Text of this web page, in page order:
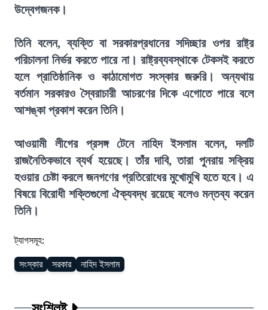
উদ্বেগজনক।
তিনি বলেন, ব্যক্তি বা সরকারপ্রধানের সদিচ্ছার ওপর রাষ্ট্র
পরিচালনা নির্ভর করতে পারে না। রাষ্ট্রব্যবস্থাকে টেকসই করতে
হলে প্রাতিষ্ঠানিক ও কাঠামোগত সংস্কার জরুরি। অন্যথায়
বর্তমান সরকারও স্বৈরাচারী আচরণের দিকে এগোতে পারে বলে
আশঙ্কা প্রকাশ করেন তিনি।
আওয়ামী লীগের প্রসঙ্গ টেনে নাহিদ ইসলাম বলেন, দলটি
রাজনৈতিকভাবে ব্যর্থ হয়েছে। তাঁর দাবি, তারা পুনরায় সক্রিয়
হওয়ার চেষ্টা করলে জনগণের প্রতিরোধের মুখোমুখি হতে হবে। এ
বিষয়ে বিরোধী শক্তিগুলো ঐক্যবদ্ধ রয়েছে বলেও মন্তব্য করেন
তিনি।
ট্যাগসমূহ:
সংস্কার সরকার নাহিদ ইসলাম